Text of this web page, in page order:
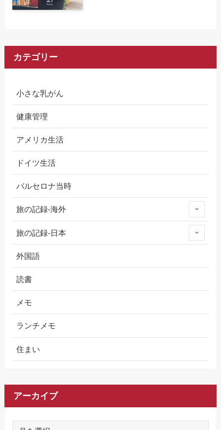
カテゴリー
小さな乳がん
健康管理
アメリカ生活
ドイツ生活
バルセロナ当時
旅の記録-海外
旅の記録-日本
外国語
読書
メモ
ランチメモ
住まい
アーカイブ